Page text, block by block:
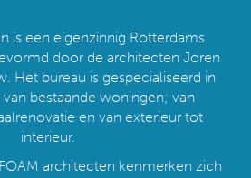
is een eigenzinnig Rotterdams
door de architecten Joren
Het bureau is gespecialiseerd in
bestaande woningen; van
en van exterieur tot
interieur.
architecten kenmerken zich